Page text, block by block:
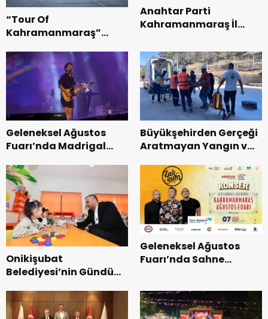
“Tour Of
Kahramanmaraş”
Bisikleti Turnuvası
Tamamlandı.
Anahtar Parti
Kahramanmaraş İl
Teşkilatı ile buluştu.
Geleneksel Ağustos
Fuarı’nda Madrigal
Büyükşehirden Gerçeği
Aratmayan Yangın ve
Onikişubat
Belediyesi’nin Gündüz
dönemin ön kayıtları
başladı.
Geleneksel Ağustos
Fuarı’nda Sahne